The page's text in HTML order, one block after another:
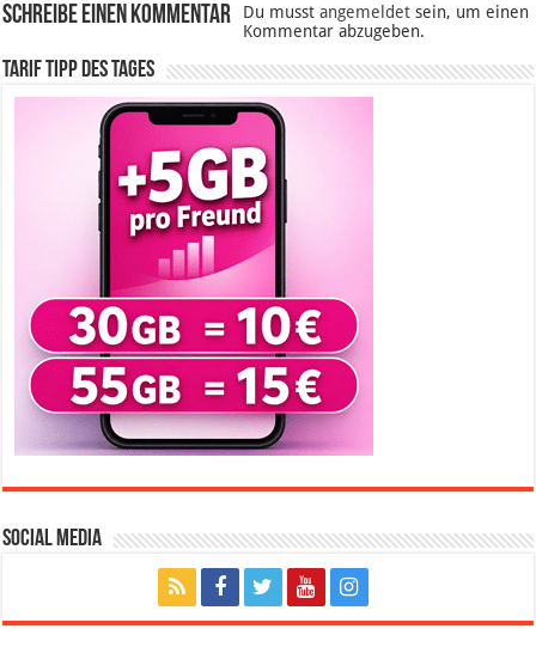
Schreibe einen Kommentar Du musstangemeldet sein, um einen
Kommentar abzugeben.
Tarif Tipp des Tages
Social Media